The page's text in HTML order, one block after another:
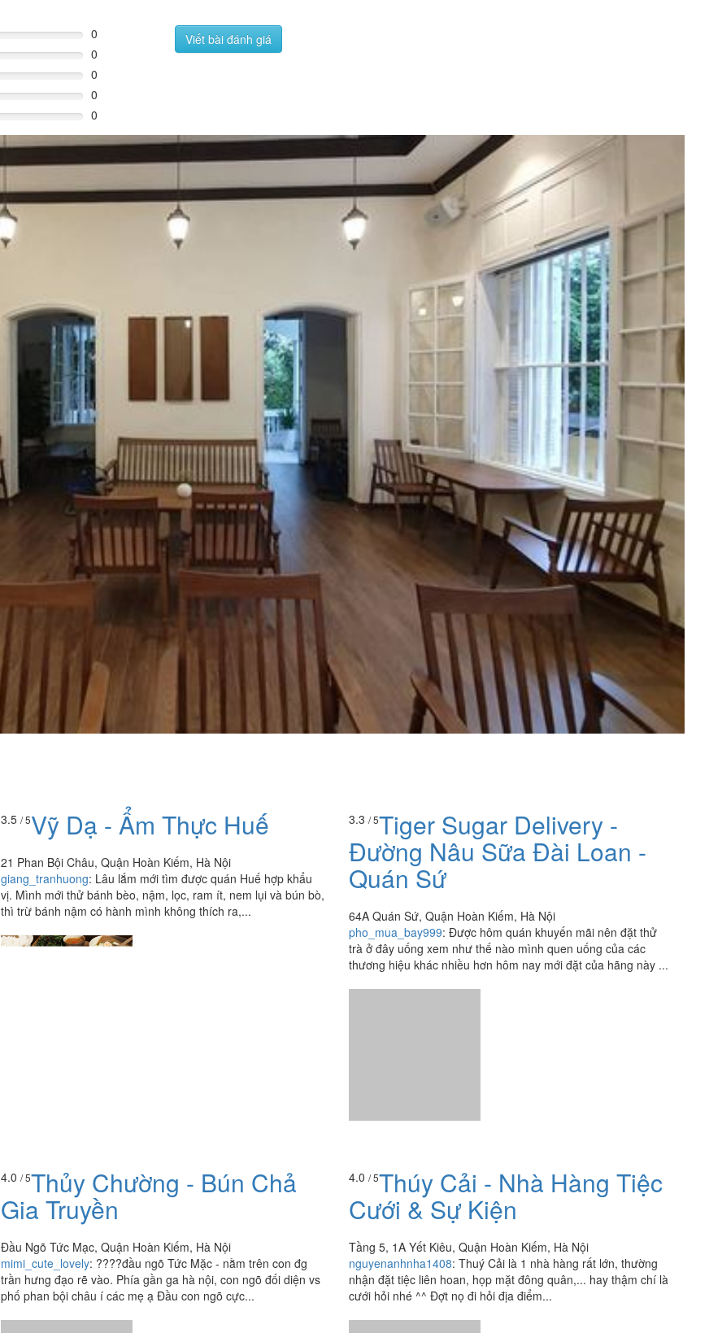
0
0
0
0
0
Viết bài đánh giá
3.5 / 5Vỹ Dạ - Ẩm Thực Huế
21 Phan Bội Châu, Quận Hoàn Kiếm, Hà Nội
giang_tranhuong: Lâu lắm mới tìm được quán Huế hợp khẩu
vị. Mình mới thử bánh bèo, nậm, lọc, ram ít, nem lụi và bún bò,
thì trừ bánh nậm có hành mình không thích ra,...
3.3 / 5Tiger Sugar Delivery -
Đường Nâu Sữa Đài Loan -
Quán Sứ
64A Quán Sứ, Quận Hoàn Kiếm, Hà Nội
pho_mua_bay999: Được hôm quán khuyến mãi nên đặt thử
trà ở đây uống xem như thế nào mình quen uống của các
thương hiệu khác nhiều hơn hôm nay mới đặt của hãng này ...
Đầu Ngõ Tức Mạc, Quận Hoàn Kiếm, Hà Nội
mimi_cute_lovely :????đầu ngõ Tức Mặc - nằm trên con đg
trần hưng đạo rẽ vào. Phía gần ga hà nội, con ngõ đối diện vs
phố phan bội châu í các mẹ ạ Đầu con ngõ cực...
Cưới & Sự Kiện
Tầng 5, 1A Yết Kiêu, Quận Hoàn Kiếm, Hà Nội
nguyenanhnha1408:Thuý Cải là 1 nhà hàng rất lớn, thường
nhận đặt tiệc liên hoan, họp mặt đông quân,... hay thậm chí là
cưới hỏi nhé ^^ Đợt nọ đi hỏi địa điểm...